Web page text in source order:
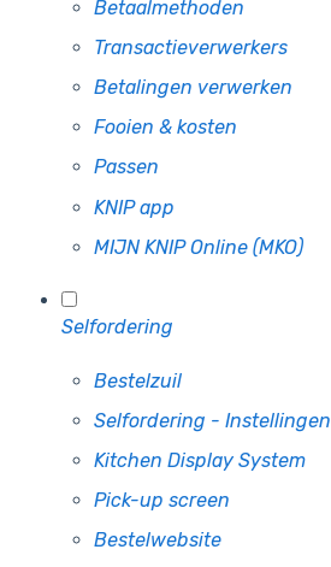
Betaalmethoden
Transactieverwerkers
Betalingen verwerken
Fooien & kosten
Passen
KNIP app
MIJN KNIP Online (MKO)
Selfordering
Bestelzuil
Selfordering - Instellingen
Kitchen Display System
Pick-up screen
Bestelwebsite